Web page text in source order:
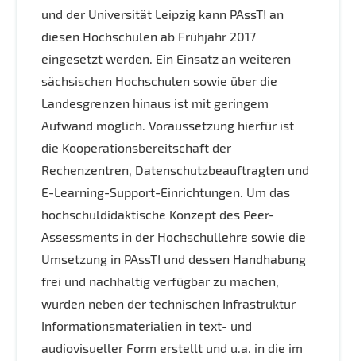
und der Universität Leipzig kann PAssT! an
diesen Hochschulen ab Frühjahr 2017
eingesetzt werden. Ein Einsatz an weiteren
sächsischen Hochschulen sowie über die
Landesgrenzen hinaus ist mit geringem
Aufwand möglich. Voraussetzung hierfür ist
die Kooperationsbereitschaft der
Rechenzentren, Datenschutzbeauftragten und
E-Learning-Support-Einrichtungen. Um das
hochschuldidaktische Konzept des Peer-
Assessments in der Hochschullehre sowie die
Umsetzung in PAssT! und dessen Handhabung
frei und nachhaltig verfügbar zu machen,
wurden neben der technischen Infrastruktur
Informationsmaterialien in text- und
audiovisueller Form erstellt und u.a. in die im